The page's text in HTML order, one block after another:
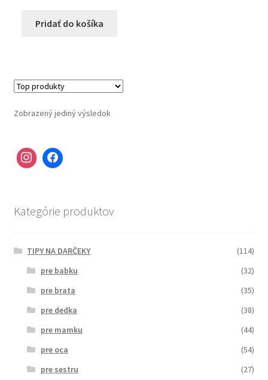
Pridať do košíka
Zobrazený jediný výsledok
Kategórie produktov
TIPY NA DARČEKY
(114)
pre babku
(32)
pre brata
(35)
pre dedka
(38)
pre mamku
(44)
pre oca
(54)
pre sestru
(27)